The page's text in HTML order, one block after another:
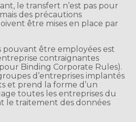
le transfert n’est pas pour
des précautions
être mises en place par
pouvant être employées est
contraignantes
Binding Corporate Rules).
d’entreprises implantés
et prend la forme d’un
toutes les entreprises du
le traitement des données